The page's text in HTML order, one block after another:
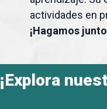
actividades en
¡Hagamos
¡Explora